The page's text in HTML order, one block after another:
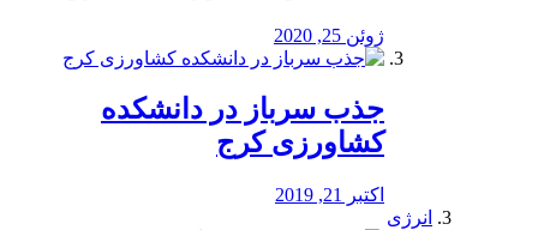
ژوئن 25, 2020
جذب سرباز در دانشکده
کشاورزی کرج
اکتبر 21, 2019
انرژی